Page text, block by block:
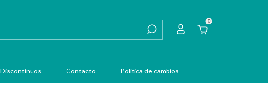
0
Discontinuos Contacto Política de cambios